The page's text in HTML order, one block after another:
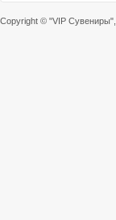
Copyright © "VIP Сувениры"